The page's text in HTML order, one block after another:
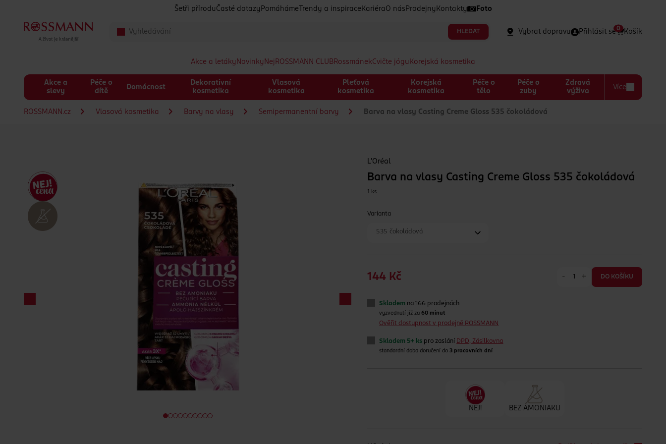
Šetři přírodu Časté dotazy Pomáháme Trendy a inspirace Kariéra O nás Prodejny Kontakty Foto
HLEDAT Vybrat dopravu Přihlásit se Košík
0
Akce a letáky Novinky Nej ROSSMANN CLUBRossmánekCvičte jógu Korejská kosmetika
Akce a
slevy
Péče o
dítě
Domácnost
Dekorativní
kosmetika
Vlasová
kosmetika
Pleťová
kosmetika
Korejská
kosmetika
Péče o
tělo
Péče o
zuby
Zdravá
výživa
Více
ROSSMANN.cz Vlasová kosmetika Barvy na vlasy Semipermanentní barvy Barva na vlasy Casting Creme Gloss 535 čokoládová
L'Oréal
Barva na vlasy Casting Creme Gloss 535 čokoládová
1 ks
Varianta
535 čokoládová
144 Kč - + DO KOŠÍKU
Skladem na 166 prodejnách
vyzvednutí již za60 minut
Ověřit dostupnost v prodejně ROSSMANN
Skladem 5+ ks pro zaslání DPD, Zásilkovna
standardní doba doručení do 3 pracovních dní
NEJ! BEZ AMONIAKU